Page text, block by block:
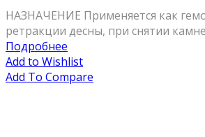
НАЗНАЧЕНИЕ Применяется как
ретракции десны, при снятии
Подробнее
Add to Wishlist
Add To Compare